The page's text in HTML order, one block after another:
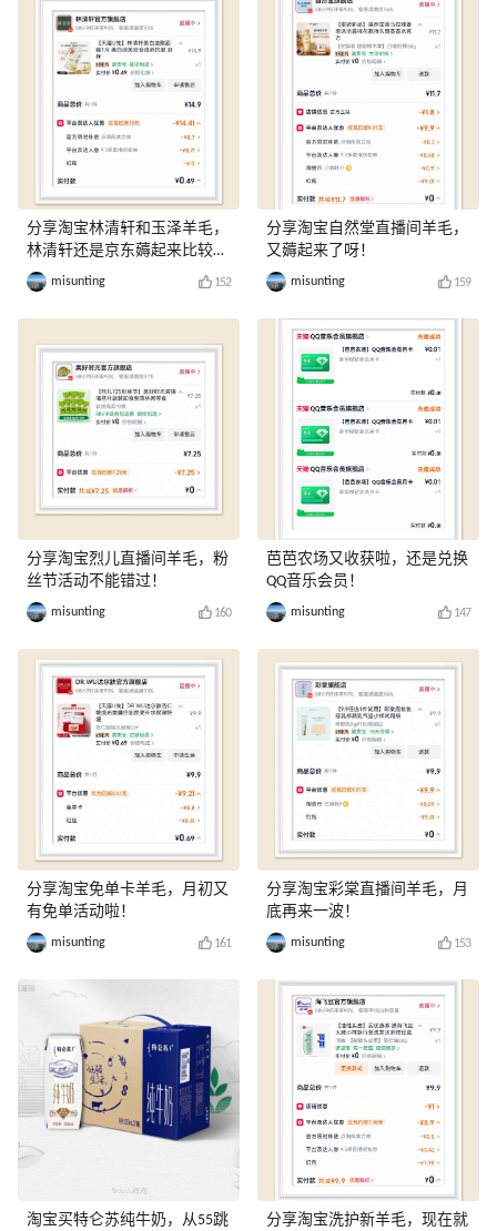
分享淘宝林清轩和玉泽羊毛，
林清轩还是京东薅起来比较
爽！misunting 152
分享淘宝烈儿直播间羊毛，粉
丝节活动不能错过！
misunting 160
分享淘宝免单卡羊毛，月初又
有免单活动啦！
misunting 161
淘宝买特仑苏纯牛奶，从55跳
分享淘宝自然堂直播间羊毛，
又薅起来了呀！
misunting 159
芭芭农场又收获啦，还是兑换
QQ音乐会员！
misunting 147
分享淘宝彩棠直播间羊毛，月
底再来一波！
misunting 153
分享淘宝洗护新羊毛，现在就